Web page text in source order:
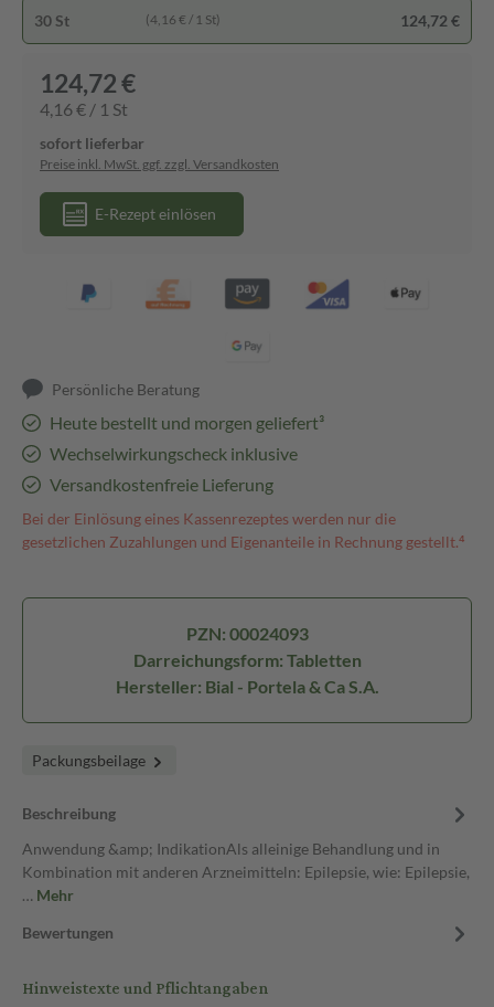
30 St (4,16 € / 1 St) 124,72 €
124,72 €
4,16 € / 1 St
sofort lieferbar
Preise inkl. MwSt. ggf. zzgl. Versandkosten
E-Rezept einlösen
Persönliche Beratung
Heute bestellt und morgen geliefert³
Wechselwirkungscheck inklusive
Versandkostenfreie Lieferung
Bei der Einlösung eines Kassenrezeptes werden nur die
gesetzlichen Zuzahlungen und Eigenanteile in Rechnung gestellt.⁴
PZN: 00024093
Darreichungsform: Tabletten
Hersteller: Bial - Portela & Ca S.A.
Packungsbeilage
Beschreibung
Anwendung &amp; IndikationAls alleinige Behandlung und in
Kombination mit anderen Arzneimitteln: Epilepsie, wie: Epilepsie,
… Mehr
Bewertungen
Hinweistexte und Pflichtangaben